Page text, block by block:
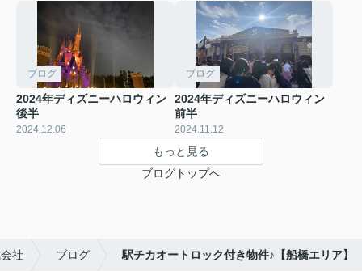
ブログ
2024年ディズニーハロウィン
後半
2024.12.06
ブログ
2024年ディズニーハロウィン
前半
2024.11.12
もっと見る
ブログトップへ
社 ブログ 駅チカオートロック付き物件♪【船橋エリア】